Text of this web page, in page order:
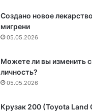
Создано новое
мигрени
05.05.2026
Можете ли вы изменить
личность?
05.05.2026
Крузак 200 (Toyota Land